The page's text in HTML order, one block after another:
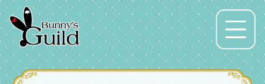
Menu